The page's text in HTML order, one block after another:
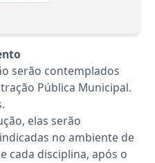
serão contemplados
Pública Municipal.
elas serão
no ambiente de
cada disciplina, após o